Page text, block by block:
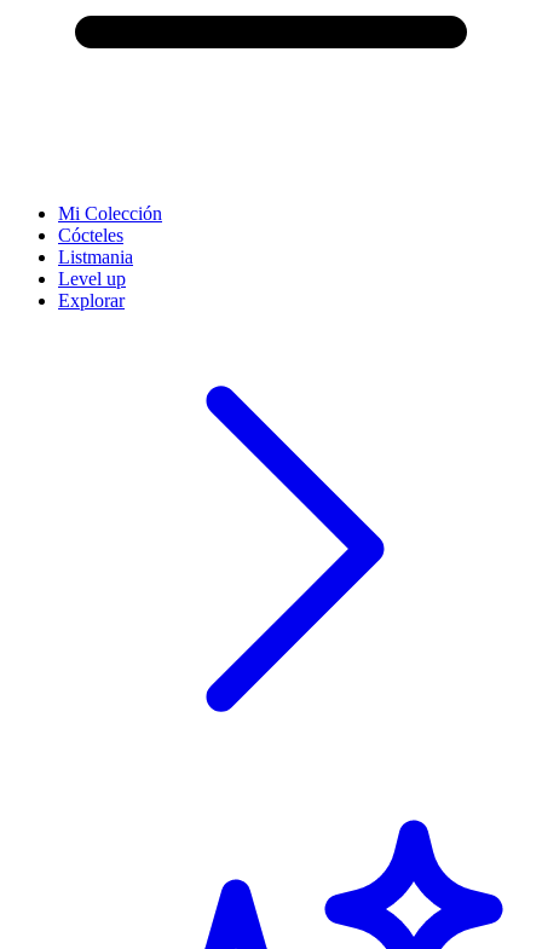
Mi Colección
Cócteles
Listmania
Level up
Explorar